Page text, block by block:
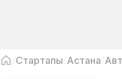
Стартапы Астана